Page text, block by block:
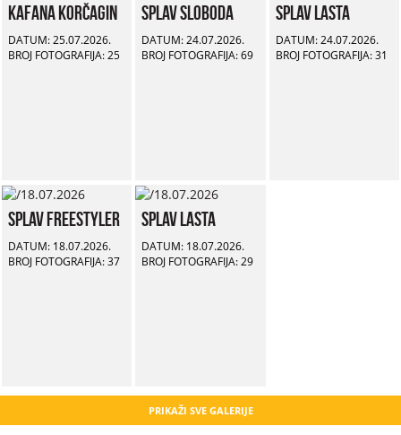
Kafana Korčagin
DATUM: 25.07.2026.
BROJ FOTOGRAFIJA: 25
Splav Sloboda
DATUM: 24.07.2026.
BROJ FOTOGRAFIJA: 69
Splav Lasta
DATUM: 24.07.2026.
BROJ FOTOGRAFIJA: 31
Splav Freestyler
DATUM: 18.07.2026.
BROJ FOTOGRAFIJA: 37
Splav Lasta
DATUM: 18.07.2026.
BROJ FOTOGRAFIJA: 29
PRIKAŽI SVE GALERIJE